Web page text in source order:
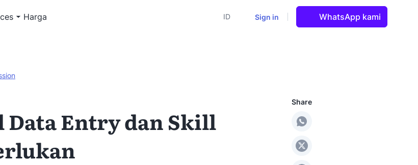
Harga ID Sign in WhatsApp kami
Data Entry dan Skill
Share